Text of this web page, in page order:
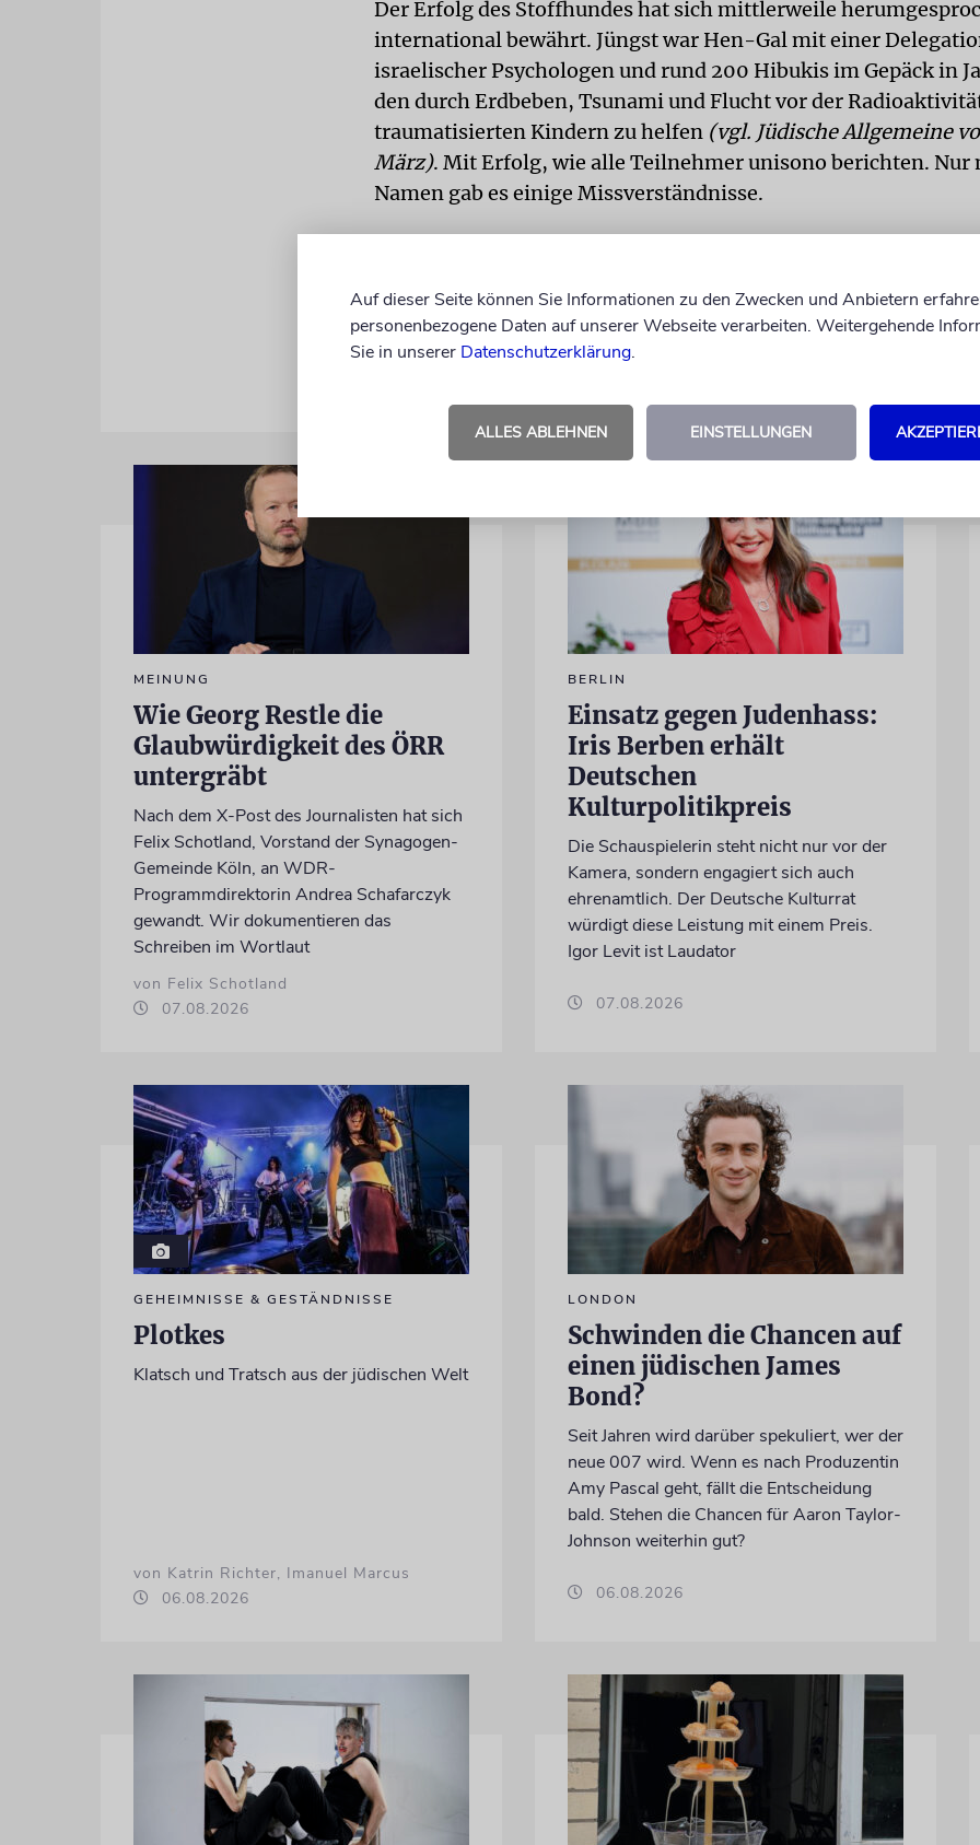
Der Erfolg des Stoffhundes hat sich mittlerweile
international bewährt. Jüngst war Hen-Gal mit einer
israelischer Psychologen und rund 200 Hibukis im Gepäck in
den durch Erdbeben, Tsunami und Flucht vor der
traumatisierten Kindern zu helfen (vgl. Jüdische Allgemeine
März). Mit Erfolg, wie alle Teilnehmer unisono berichten. Nur
Namen gab es einige Missverständnisse.
beliebten Utensil der Geishas, das primär der
MEINUNG
Wie Georg Restle die
Glaubwürdigkeit des ÖRR
untergräbt
Nach dem X-Post des Journalisten hat sich
Felix Schotland, Vorstand der Synagogen-
Gemeinde Köln, an WDR-
Programmdirektorin Andrea Schafarczyk
gewandt. Wir dokumentieren das
Schreiben im Wortlaut
von Felix Schotland
07.08.2026
BERLIN
Einsatz gegen Judenhass:
Iris Berben erhält
Deutschen
Kulturpolitikpreis
Die Schauspielerin steht nicht nur vor der
Kamera, sondern engagiert sich auch
ehrenamtlich. Der Deutsche Kulturrat
würdigt diese Leistung mit einem Preis.
Igor Levit ist Laudator
07.08.2026
GEHEIMNISSE & GESTÄNDNISSE
Plotkes
Klatsch und Tratsch aus der jüdischen Welt
von Katrin Richter, Imanuel Marcus
06.08.2026
LONDON
Schwinden die Chancen auf
einen jüdischen James
Bond?
Seit Jahren wird darüber spekuliert, wer der
neue 007 wird. Wenn es nach Produzentin
Amy Pascal geht, fällt die Entscheidung
bald. Stehen die Chancen für Aaron Taylor-
Johnson weiterhin gut?
06.08.2026
Auf dieser Seite können Sie Informationen zu den Zwecken und Anbietern
personenbezogene Daten auf unserer Webseite verarbeiten. Weitergehende
Sie in unserer Datenschutzerklärung.
ALLES ABLEHNEN EINSTELLUNGEN